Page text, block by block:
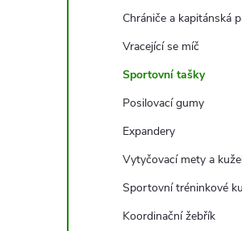
Chrániče a kapitánská
Vracející se míč
Sportovní tašky
Posilovací gumy
Expandery
Vytyčovací mety a
Sportovní tréninkové
Koordinační žebřík